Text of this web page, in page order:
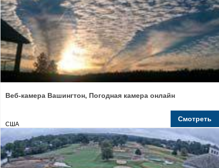
Веб-камера Вашингтон, Погодная камера онлайн
США
Смотреть